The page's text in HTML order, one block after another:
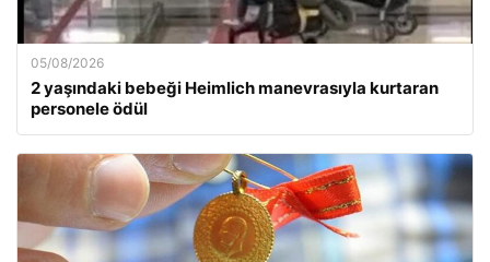
05/08/2026
2 yaşındaki bebeği Heimlich manevrasıyla kurtaran
personele ödül